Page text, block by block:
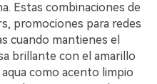
Estas combinaciones de
promociones para redes
cuando mantienes el
brillante con el amarillo
como acento limpio